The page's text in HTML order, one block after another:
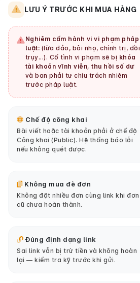
LƯU Ý TRƯỚC KHI MUA HÀNG
Nghiêm cấm hành vi vi phạm pháp
luật: (lừa đảo, bôi nhọ, chính trị, đồi
trụy...). Cố tình vi phạm sẽ bị khóa
tài khoản vĩnh viễn, thu hồi số dư
và bạn phải tự chịu trách nhiệm
trước pháp luật.
Chế độ công khai
Bài viết hoặc tài khoản phải ở chế độ
Công khai (Public). Hệ thống báo lỗi
nếu không quét được.
Không mua đè đơn
Không đặt nhiều đơn cùng link khi đơn
cũ chưa hoàn thành.
Đúng định dạng link
Sai link vẫn bị trừ tiền và không hoàn
lại — kiểm tra kỹ trước khi gửi.